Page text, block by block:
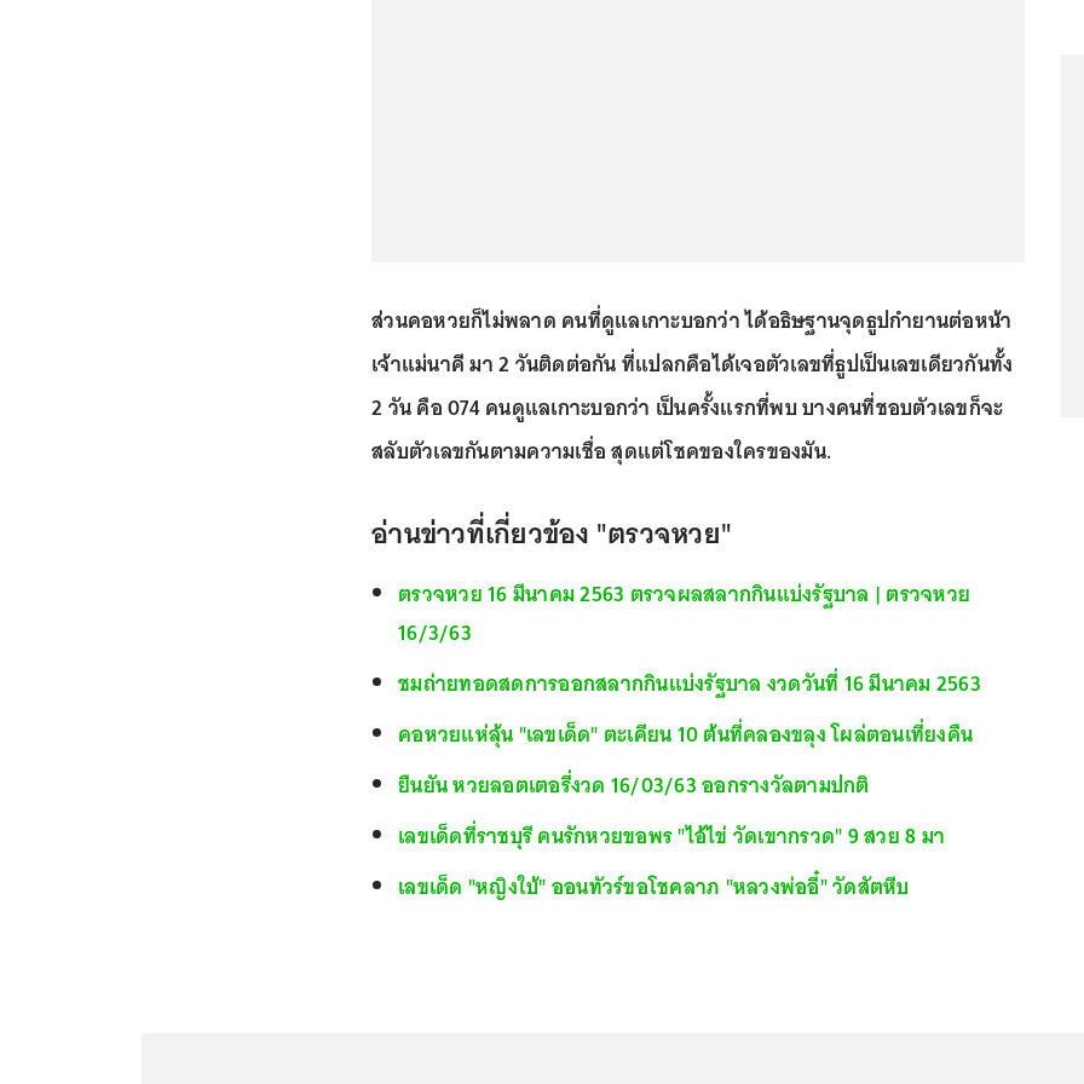
ส่วนคอหวยก็ไม่พลาด คนที่ดูแลเกาะบอกว่า ได้อธิษฐานจุดธูปกำยานต่อหน้า
เจ้าแม่นาคี มา 2 วันติดต่อกัน ที่แปลกคือได้เจอตัวเลขที่ธูปเป็นเลขเดียวกันทั้ง
2 วัน คือ 074 คนดูแลเกาะบอกว่า เป็นครั้งแรกที่พบ บางคนที่ชอบตัวเลขก็จะ
สลับตัวเลขกันตามความเชื่อ สุดแต่โชคของใครของมัน.
อ่านข่าวที่เกี่ยวข้อง "ตรวจหวย"
ตรวจหวย 16 มีนาคม 2563 ตรวจผลสลากกินแบ่งรัฐบาล | ตรวจหวย
16/3/63
ชมถ่ายทอดสดการออกสลากกินแบ่งรัฐบาล งวดวันที่ 16 มีนาคม 2563
คอหวยแห่ลุ้น "เลขเด็ด" ตะเคียน 10 ต้นที่คลองขลุง โผล่ตอนเที่ยงคืน
ยืนยัน หวยลอตเตอรี่งวด 16/03/63 ออกรางวัลตามปกติ
เลขเด็ดที่ราชบุรี คนรักหวยขอพร "ไอ้ไข่ วัดเขากรวด" 9 สวย 8 มา
เลขเด็ด "หญิงใบ้" ออนทัวร์ขอโชคลาภ "หลวงพ่ออี๋" วัดสัตหีบ